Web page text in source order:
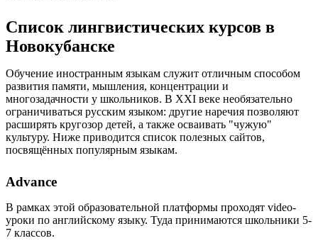
Список лингвистических курсов в
Новокубанске
Обучение иностранным языкам служит отличным способом
развития памяти, мышления, концентрации и
многозадачности у школьников. В XXI веке необязательно
ограничиваться русским языком: другие наречия позволяют
расширять кругозор детей, а также осваивать "чужую"
культуру. Ниже приводится список полезных сайтов,
посвящённых популярным языкам.
Advance
В рамках этой образовательной платформы проходят video-
уроки по английскому языку. Туда принимаются школьники 5-
7 классов.